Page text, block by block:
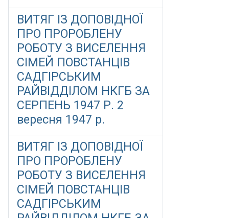
ВИТЯГ ІЗ ДОПОВІДНОЇ
ПРО ПРОРОБЛЕНУ
РОБОТУ З ВИСЕЛЕННЯ
СІМЕЙ ПОВСТАНЦІВ
САДГІРСЬКИМ
РАЙВІДДІЛОМ НКГБ ЗА
СЕРПЕНЬ 1947 Р. 2
вересня 1947 р.
ВИТЯГ ІЗ ДОПОВІДНОЇ
ПРО ПРОРОБЛЕНУ
РОБОТУ З ВИСЕЛЕННЯ
СІМЕЙ ПОВСТАНЦІВ
САДГІРСЬКИМ